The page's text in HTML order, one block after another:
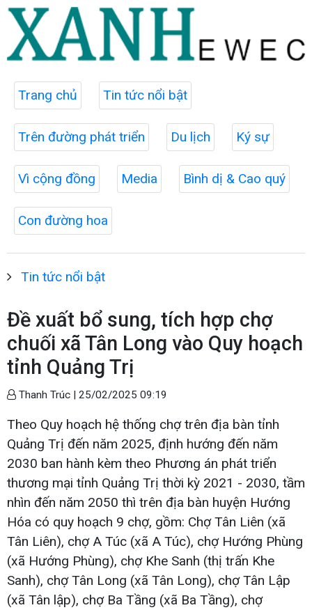
Trang chủ Tin tức nổi bật
Trên đường phát triển Du lịch Ký sự
Vì cộng đồng Media Bình dị & Cao quý
Con đường hoa
Tin tức nổi bật
Đề xuất bổ sung, tích hợp chợ
chuối xã Tân Long vào Quy hoạch
tỉnh Quảng Trị
Thanh Trúc | 25/02/2025 09:19
Theo Quy hoạch hệ thống chợ trên địa bàn tỉnh
Quảng Trị đến năm 2025, định hướng đến năm
2030 ban hành kèm theo Phương án phát triển
thương mại tỉnh Quảng Trị thời kỳ 2021 - 2030, tầm
nhìn đến năm 2050 thì trên địa bàn huyện Hướng
Hóa có quy hoạch 9 chợ, gồm: Chợ Tân Liên (xã
Tân Liên), chợ A Túc (xã A Túc), chợ Hướng Phùng
(xã Hướng Phùng), chợ Khe Sanh (thị trấn Khe
Sanh), chợ Tân Long (xã Tân Long), chợ Tân Lập
(xã Tân lập), chợ Ba Tầng (xã Ba Tầng), chợ